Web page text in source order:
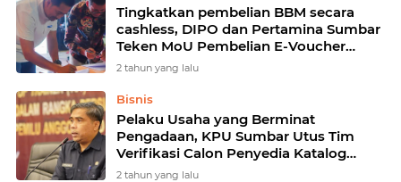
Tingkatkan pembelian BBM secara
cashless, DIPO dan Pertamina Sumbar
Teken MoU Pembelian E-Voucher
MyPertamina
2 tahun yang lalu
Bisnis
Pelaku Usaha yang Berminat
Pengadaan, KPU Sumbar Utus Tim
Verifikasi Calon Penyedia Katalog
Sektoral ke KPU RI
2 tahun yang lalu